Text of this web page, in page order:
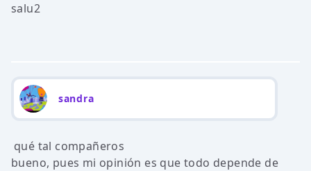
salu2
sandra
qué tal compañeros
bueno, pues mi opinión es que todo depende de